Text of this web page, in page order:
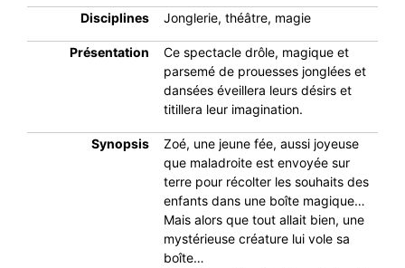
Disciplines Jonglerie, théâtre, magie
Présentation
Ce spectacle drôle, magique et
parsemé de prouesses jonglées et
dansées éveillera leurs désirs et
titillera leur imagination.
Synopsis
Zoé, une jeune fée, aussi joyeuse
que maladroite est envoyée sur
terre pour récolter les souhaits des
enfants dans une boîte magique…
Mais alors que tout allait bien, une
mystérieuse créature lui vole sa
boîte…